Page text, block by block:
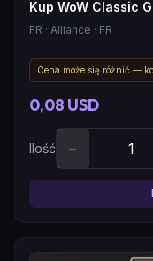
Kup WoW Classic
FR · Alliance · FR
Cena może się różnić —
0,08 USD
Ilość −